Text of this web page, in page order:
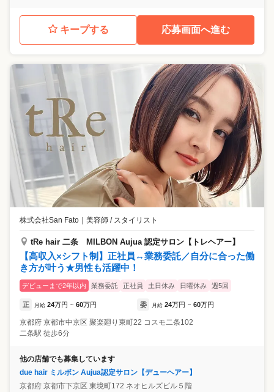
キープする 応募画面へ進む
株式会社San Fato 美容師 / スタイリスト
tRe hair 二条 MILBON Aujua 認定サロン【トレヘアー】
【高収入×シフト制】正社員↔︎業務委託／自分に合った働
き方が叶う★男性も活躍中！
デビューまで2年以内 業務委託 正社員 土日休み 日曜休み 週5回
正 月給 24万円 ~ 60万円 委 月給 24万円 ~ 60万円
京都府 京都市中京区 聚楽廻り東町22 コスモ二条102
二条駅 徒歩6分
他の店舗でも募集しています
due hair ミルボン Aujua認定サロン【デューヘアー】
京都府 京都市下京区 東境町172 ネオヒルズビル５階